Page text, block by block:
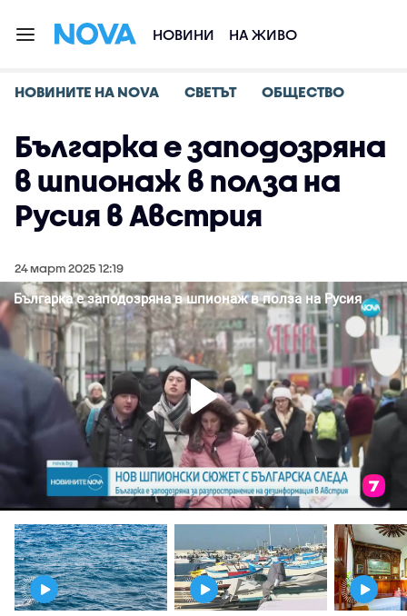
НОВИНИ НА ЖИВО
НОВИНИТЕ НА NOVA СВЕТЪТ ОБЩЕСТВО
Българка е заподозряна
в шпионаж в полза на
Русия в Австрия
24 март 2025 12:19